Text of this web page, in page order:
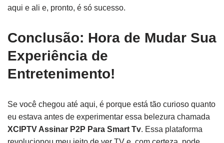
aqui e ali e, pronto, é só sucesso.
Conclusão: Hora de Mudar Sua
Experiência de
Entretenimento!
Se você chegou até aqui, é porque está tão curioso quanto
eu estava antes de experimentar essa belezura chamada
XCIPTV Assinar P2P Para Smart Tv. Essa plataforma